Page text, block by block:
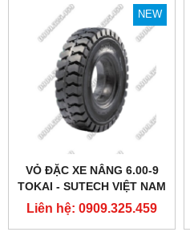
NEW
VỎ ĐẶC XE NÂNG 6.00-9
TOKAI - SUTECH VIỆT NAM
Liên hệ: 0909.325.459